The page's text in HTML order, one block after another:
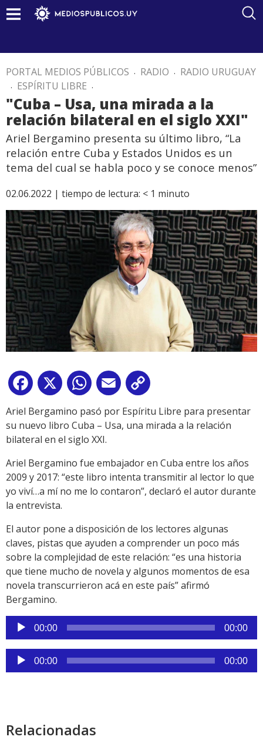
PORTAL MEDIOS PÚBLICOS . RADIO . RADIO URUGUAY
. ESPÍRITU LIBRE .
"Cuba – Usa, una mirada a la
relación bilateral en el siglo XXI"
Ariel Bergamino presenta su último libro, “La
relación entre Cuba y Estados Unidos es un
tema del cual se habla poco y se conoce menos”
02.06.2022 | tiempo de lectura: < 1 minuto
Facebook
X WhatsApp
Email
Link
Ariel Bergamino pasó por Espíritu Libre para presentar
su nuevo libro Cuba – Usa, una mirada a la relación
bilateral en el siglo XXI.
Ariel Bergamino fue embajador en Cuba entre los años
2009 y 2017: “este libro intenta transmitir al lector lo que
yo viví…a mí no me lo contaron”, declaró el autor durante
la entrevista.
El autor pone a disposición de los lectores algunas
claves, pistas que ayuden a comprender un poco más
sobre la complejidad de este relación: “es una historia
que tiene mucho de novela y algunos momentos de esa
novela transcurrieron acá en este país” afirmó
Bergamino.
Reproductor
de
audio
00:00 00:00
Reproductor
de
00:00 00:00
Relacionadas